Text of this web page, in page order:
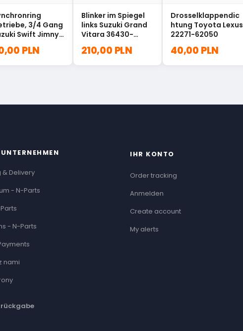
3/4 Gang
Swift Jimny
PLN
Blinker im Spiegel
links Suzuki Grand
Vitara 36430-
210,00 PLN
Drosselklappendic
htung Toyota Lexus
22271-62050
40,00 PLN
& Delivery
- N-Parts
- N-Parts
nami
IHR KONTO
Order tracking
Anmelden
Create account
My alerts